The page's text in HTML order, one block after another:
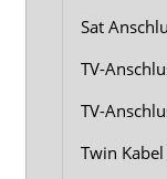
Sat
TV-
TV-
Twin Kabel